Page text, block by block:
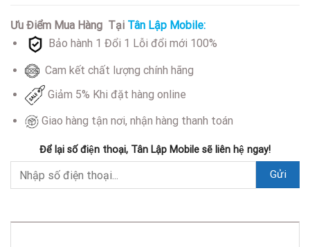
Ưu Điểm Mua Hàng Tại Tân Lập Mobile:
Bảo hành 1 Đổi 1 Lỗi đổi mới 100%
Cam kết chất lượng chính hãng
Giảm 5% Khi đặt hàng online
Giao hàng tận nơi, nhận hàng thanh toán
Để lại số điện thoại, Tân Lập Mobile sẽ liên hệ ngay!